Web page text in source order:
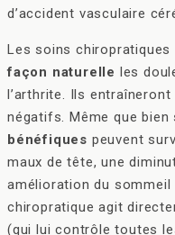
d’accident vasculaire
Les soins chiropratiques
façon naturelle les
l’arthrite. Ils
négatifs. Même que bien
bénéfiques peuvent
maux de tête, une
amélioration du sommeil
chiropratique agit
(qui lui contrôle toutes